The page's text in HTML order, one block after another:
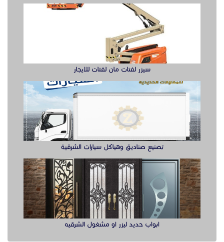
سيزر لفتات مان لفتات للايجار
تصنيع صناديق وهياكل سيارات الشرقية
ابواب حديد ليزر او مشغول الشرقيه